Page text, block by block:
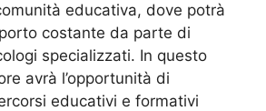
educativa, dove potrà
costante da parte di
specializzati. In questo
avrà l’opportunità di
educativi e formativi